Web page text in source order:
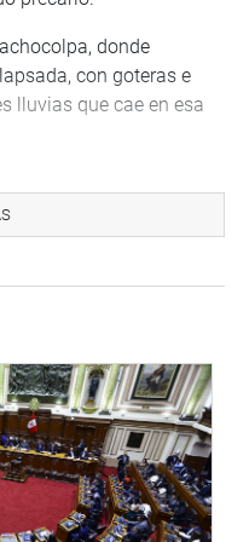
donde
con goteras e
lluvias que cae en esa
Estado. Desde mi
una reunión con
lo cual impide que
sus clases con
un aeropuerto y el 80
de salud me decía que
están estudiando,